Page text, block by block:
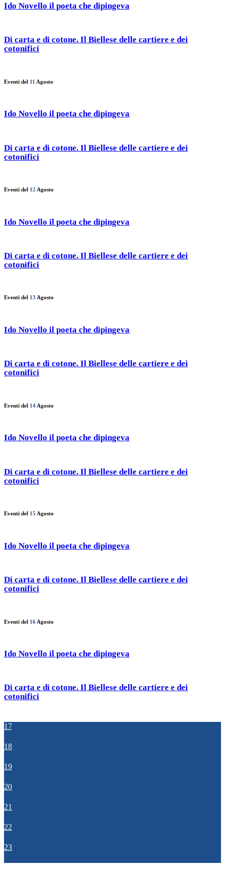
Ido Novello il poeta che dipingeva
Di carta e di cotone. Il Biellese delle cartiere e dei
cotonifici
Eventi del 11 Agosto
Ido Novello il poeta che dipingeva
Di carta e di cotone. Il Biellese delle cartiere e dei
cotonifici
Eventi del 12 Agosto
Ido Novello il poeta che dipingeva
Di carta e di cotone. Il Biellese delle cartiere e dei
cotonifici
Eventi del 13 Agosto
Ido Novello il poeta che dipingeva
Di carta e di cotone. Il Biellese delle cartiere e dei
cotonifici
Eventi del 14 Agosto
Ido Novello il poeta che dipingeva
Di carta e di cotone. Il Biellese delle cartiere e dei
cotonifici
Eventi del 15 Agosto
Ido Novello il poeta che dipingeva
Di carta e di cotone. Il Biellese delle cartiere e dei
cotonifici
Eventi del 16 Agosto
Ido Novello il poeta che dipingeva
Di carta e di cotone. Il Biellese delle cartiere e dei
cotonifici
17
18
19
20
21
22
23